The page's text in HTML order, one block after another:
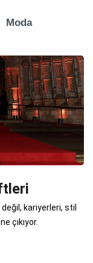
Moda
kariyerleri, stil
çıkıyor.